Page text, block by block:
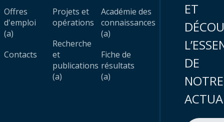
Offres
d'emploi
(a)
Contacts
Projets et
opérations
Recherche
et
publications
(a)
Académie des
connaissances
(a)
Fiche de
résultats
(a)
ET
DE
NOTRE